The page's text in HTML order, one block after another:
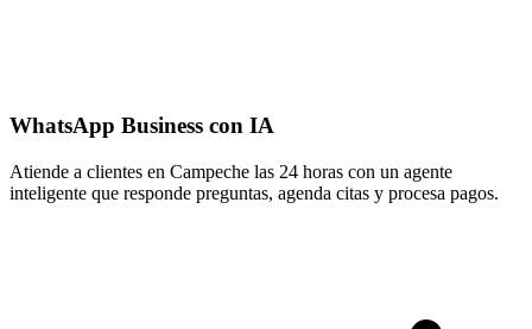
WhatsApp Business con IA
Atiende a clientes en Campeche las 24 horas con un agente
inteligente que responde preguntas, agenda citas y procesa pagos.